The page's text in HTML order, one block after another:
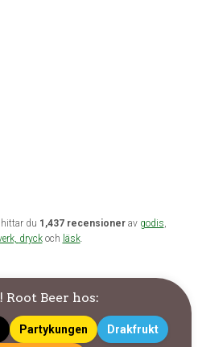
Root Beer hos:
Partykungen Drakfrukt
hittar du 1,437 recensionerav godis,
dryckoch läsk.